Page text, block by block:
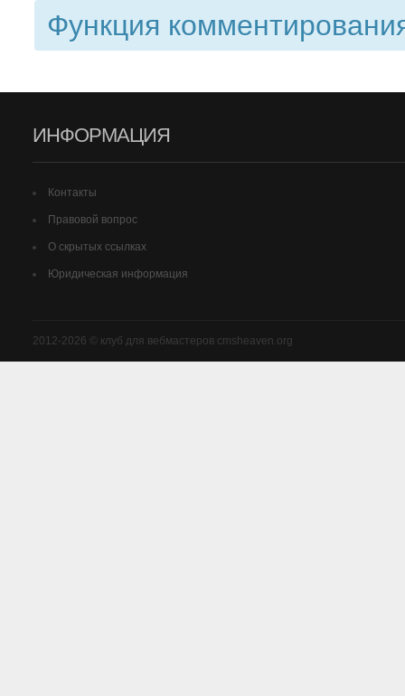
Функция
ИНФОРМАЦИЯ
Контакты
Правовой вопрос
О скрытых ссылках
Юридическая информация
2012-2026 © клуб для вебмастеров cmsheaven.org